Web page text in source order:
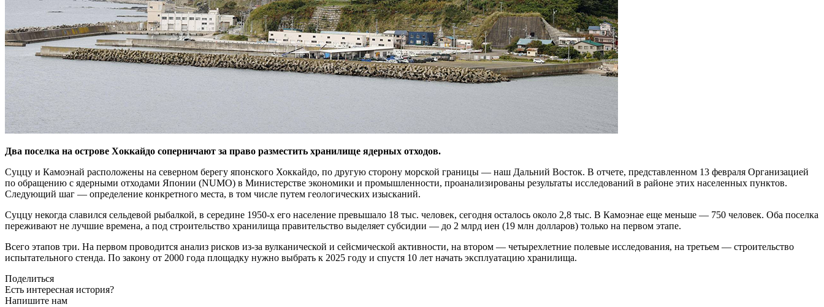
Два поселка на острове Хоккайдо соперничают за право разместить хранилище ядерных отходов.
Суццу и Камоэнай расположены на северном берегу японского Хоккайдо, по другую сторону морской границы — ​наш Дальний Восток. В отчете, представленном 13 февраля Организацией
по обращению с ядерными отходами Японии (NUMO) в Министерстве экономики и промышленности, проанализированы результаты исследований в районе этих населенных пунктов.
Следующий шаг — ​определение конкретного места, в том числе путем геологических изысканий.
Суццу некогда славился сельдевой рыбалкой, в середине 1950‑х его население превышало 18 тыс. человек, сегодня осталось около 2,8 тыс. В Камоэнае еще меньше — 750 человек. Оба поселка
переживают не лучшие времена, а под строительство хранилища правительство выделяет субсидии — ​до 2 млрд иен (19 млн долларов) только на первом этапе.
Всего этапов три. На первом проводится анализ рисков из-за вулканической и сейсмической активности, на втором — ​четырехлетние полевые исследования, на третьем — ​строительство
испытательного стенда. По закону от 2000 года площадку нужно выбрать к 2025 году и спустя 10 лет начать эксплуатацию хранилища.
Поделиться
Есть интересная история?
Напишите нам